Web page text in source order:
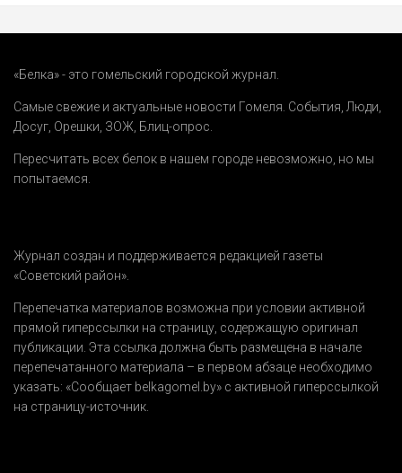
«Белка» - это гомельский городской журнал.
Самые свежие и актуальные новости Гомеля. События Люди
Досуг Орешки ЗОЖ Блиц-опрос
Пересчитать всех белок в нашем городе невозможно, но мы
попытаемся.
Журнал создан и поддерживается редакцией газеты
«Советский район».
Перепечатка материалов возможна при условии активной
прямой гиперссылки на страницу, содержащую оригинал
публикации. Эта ссылка должна быть размещена в начале
перепечатанного материала – в первом абзаце необходимо
указать: «Сообщает belkagomel.by» с активной гиперссылкой
на страницу-источник.